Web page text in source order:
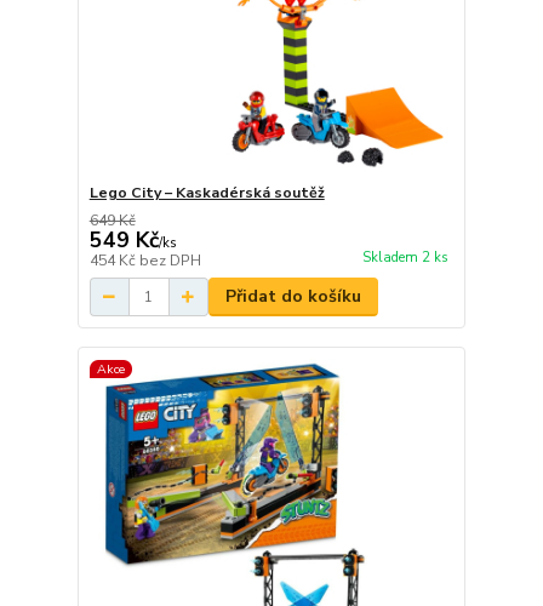
Lego City – Kaskadérská soutěž
649 Kč
549 Kč/ks
454 Kč bez DPH Skladem 2 ks
Přidat do košíku
Akce